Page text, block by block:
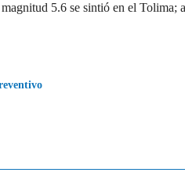
5.6 se sintió en el